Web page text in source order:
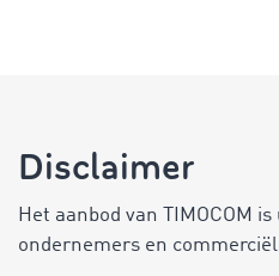
Disclaimer
Het aanbod van TIMOCOM
ondernemers en